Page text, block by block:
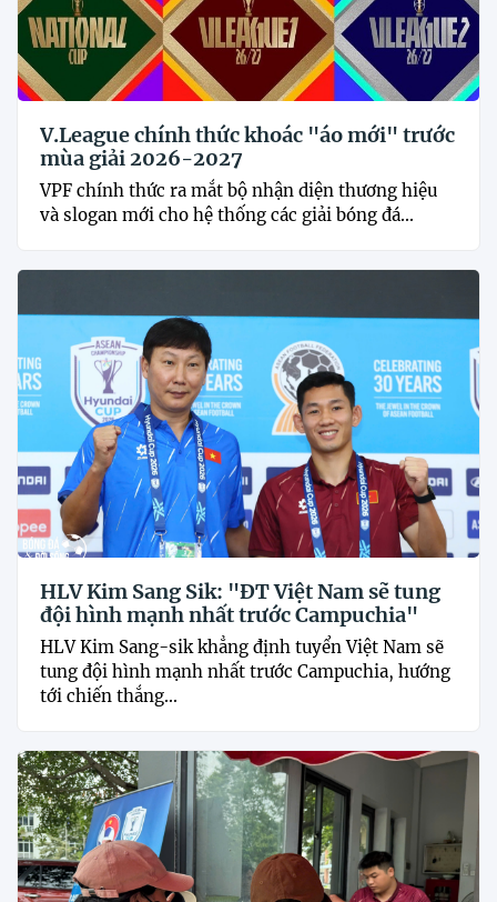
V.League chính thức khoác "áo mới" trước
mùa giải 2026-2027
VPF chính thức ra mắt bộ nhận diện thương hiệu
và slogan mới cho hệ thống các giải bóng đá...
HLV Kim Sang Sik: "ĐT Việt Nam sẽ tung
đội hình mạnh nhất trước Campuchia"
HLV Kim Sang-sik khẳng định tuyển Việt Nam sẽ
tung đội hình mạnh nhất trước Campuchia, hướng
tới chiến thắng...